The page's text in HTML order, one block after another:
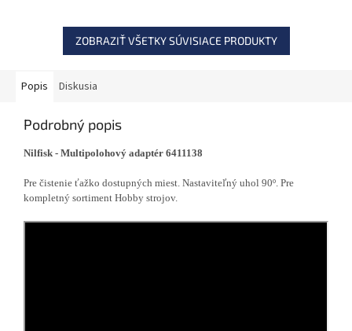
ZOBRAZIŤ VŠETKY SÚVISIACE PRODUKTY
Popis Diskusia
Podrobný popis
Nilfisk - Multipolohový adaptér 6411138
Pre čistenie ťažko dostupných miest. Nastaviteľný uhol 90º. Pre
kompletný sortiment Hobby strojov.